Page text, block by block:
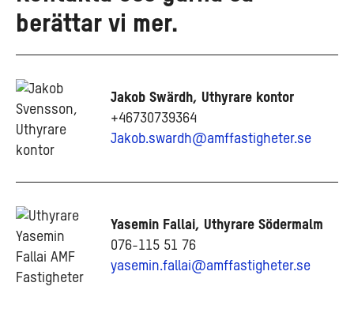
berättar vi mer.
Jakob Swärdh, Uthyrare kontor
+46730739364
Jakob.swardh@amffastigheter.se
Yasemin Fallai, Uthyrare Södermalm
076-115 51 76
yasemin.fallai@amffastigheter.se